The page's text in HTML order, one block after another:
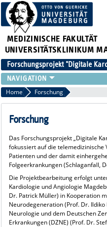
MEDIZINISCHE FAKULTÄT
UNIVERSITÄTSKLINIKUM
Forschungsprojekt "Digitale
TEAM
FORSCHUNG
PUBLIKATIONEN
AKTUELLES
KONTAKT
IN DER PRESSE
Home Forschung
Forschung
Das Forschungsprojekt „Digitale
fokussiert auf die telemedizinische
Patienten und der damit
Folgeerkrankungen (Schlaganfall,
Die Projektbearbeitung erfolgt
Kardiologie und Angiologie
Dr. Patrick Müller) in Kooperation
Neurodegeneration (Prof. Dr.
Neurologie und dem Deutschen
Erkrankungen (DZNE) (Prof. Dr.